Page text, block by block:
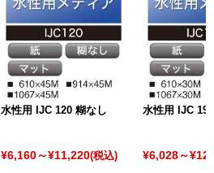
水性用 IJC 120 糊なし
¥6,160～¥11,220(税込)
水性用 IJC
¥6,028～